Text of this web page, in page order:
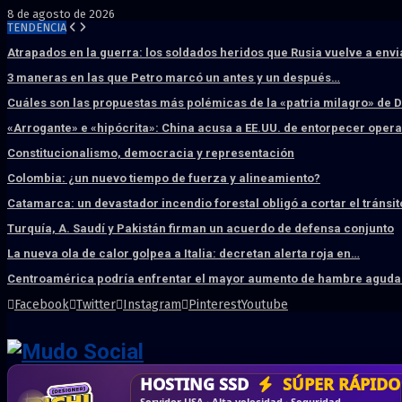
8 de agosto de 2026
TENDENCIA
Atrapados en la guerra: los soldados heridos que Rusia vuelve a
3 maneras en las que Petro marcó un antes y un después…
Cuáles son las propuestas más polémicas de la «patria milagro» de
«Arrogante» e «hipócrita»: China acusa a EE.UU. de entorpecer
Constitucionalismo, democracia y representación
Colombia: ¿un nuevo tiempo de fuerza y alineamiento?
Catamarca: un devastador incendio forestal obligó a cortar el
Turquía, A. Saudí y Pakistán firman un acuerdo de defensa conjunto
La nueva ola de calor golpea a Italia: decretan alerta roja en…
Centroamérica podría enfrentar el mayor aumento de hambre
Facebook Twitter Instagram PinterestYoutube
HOSTING SSD SÚPER RÁPIDO
DISEÑO WEB PROFESIONAL
CRM & DASHBOARD A MEDIDA
CORREO CORPORATIVO